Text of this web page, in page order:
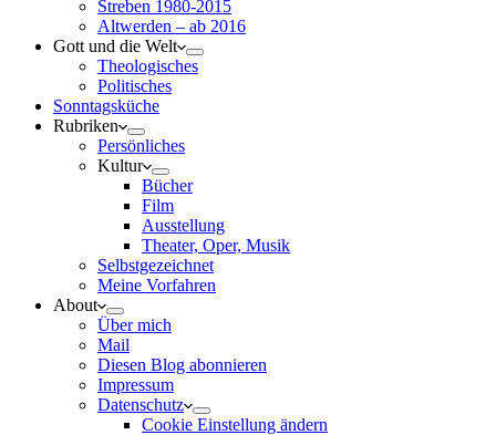
Streben 1980-2015
Altwerden – ab 2016
Gott und die Welt
Theologisches
Politisches
Sonntagsküche
Rubriken
Persönliches
Kultur
Bücher
Film
Ausstellung
Theater, Oper, Musik
Selbstgezeichnet
Meine Vorfahren
About
Über mich
Mail
Diesen Blog abonnieren
Impressum
Datenschutz
Cookie Einstellung ändern